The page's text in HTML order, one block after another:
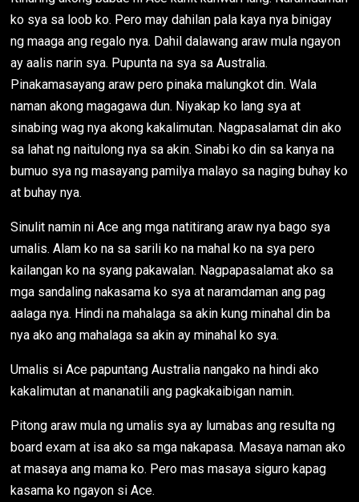
ko sya sa loob ko. Pero may dahilan pala kaya nya binigay
ng maaga ang regalo nya. Dahil dalawang araw mula ngayon
ay aalis narin sya. Pupunta na sya sa Australia.
Pinakamasayang araw pero pinaka malungkot din. Wala
naman akong magagawa dun. Niyakap ko lang sya at
sinabing wag nya akong kakalimutan. Nagpasalamat din ako
sa lahat ng naitulong nya sa akin. Sinabi ko din sa kanya na
bumuo sya ng masayang pamilya malayo sa naging buhay ko
at buhay nya.
Sinulit namin ni Ace ang mga natitirang araw nya bago sya
umalis. Alam ko na sa sarili ko na mahal ko na sya pero
kailangan ko na syang pakawalan. Nagpapasalamat ako sa
mga sandaling nakasama ko sya at naramdaman ang pag
aalaga nya. Hindi na mahalaga sa akin kung minahal din ba
nya ako ang mahalaga sa akin ay minahal ko sya.
Umalis si Ace papuntang Australia nangako na hindi ako
kakalimutan at mananatili ang pagkakaibigan namin.
Pitong araw mula ng umalis sya ay lumabas ang resulta ng
board exam at isa ako sa mga nakapasa. Masaya naman ako
at masaya ang mama ko. Pero mas masaya siguro kapag
kasama ko ngayon si Ace.